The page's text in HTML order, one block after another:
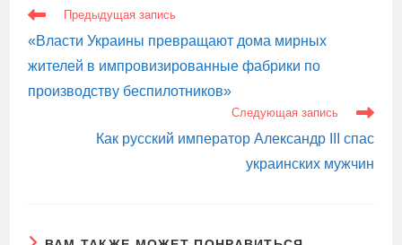
ЕЩЕ
СТАТЬИ
Предыдущая запись
«Власти Украины превращают дома мирных
жителей в импровизированные фабрики по
производству беспилотников»
Следующая запись
Как русский император Александр III спас
украинских мужчин